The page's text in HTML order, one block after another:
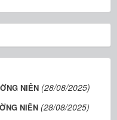
NIÊN (28/08/2025)
NIÊN (28/08/2025)